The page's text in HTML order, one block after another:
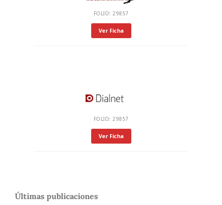
FOLIO: 29857
Ver Ficha
FOLIO: 29857
Ver Ficha
Últimas publicaciones